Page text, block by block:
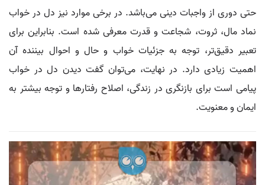
حتی دوری از واجبات دینی می‌باشد. در برخی موارد نیز دل در خواب
نماد مال، ثروت، شجاعت و قدرت معرفی شده است. بنابراین برای
تعبیر دقیق‌تر، توجه به جزئیات خواب و حال و احوال بیننده آن
اهمیت زیادی دارد. در نهایت، می‌توان گفت دیدن دل در خواب
پیامی است برای بازنگری در زندگی، اصلاح رفتارها و توجه بیشتر به
ایمان و معنویت.